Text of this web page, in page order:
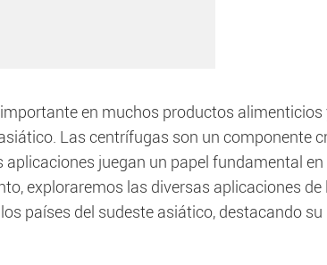
en muchos productos alimenticios
Las centrífugas son un componente
juegan un papel fundamental
exploraremos las diversas aplicaciones
países del sudeste asiático, destacando